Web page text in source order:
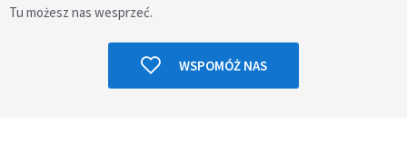
Tu możesz nas wesprzeć.
WSPOMÓŻ NAS